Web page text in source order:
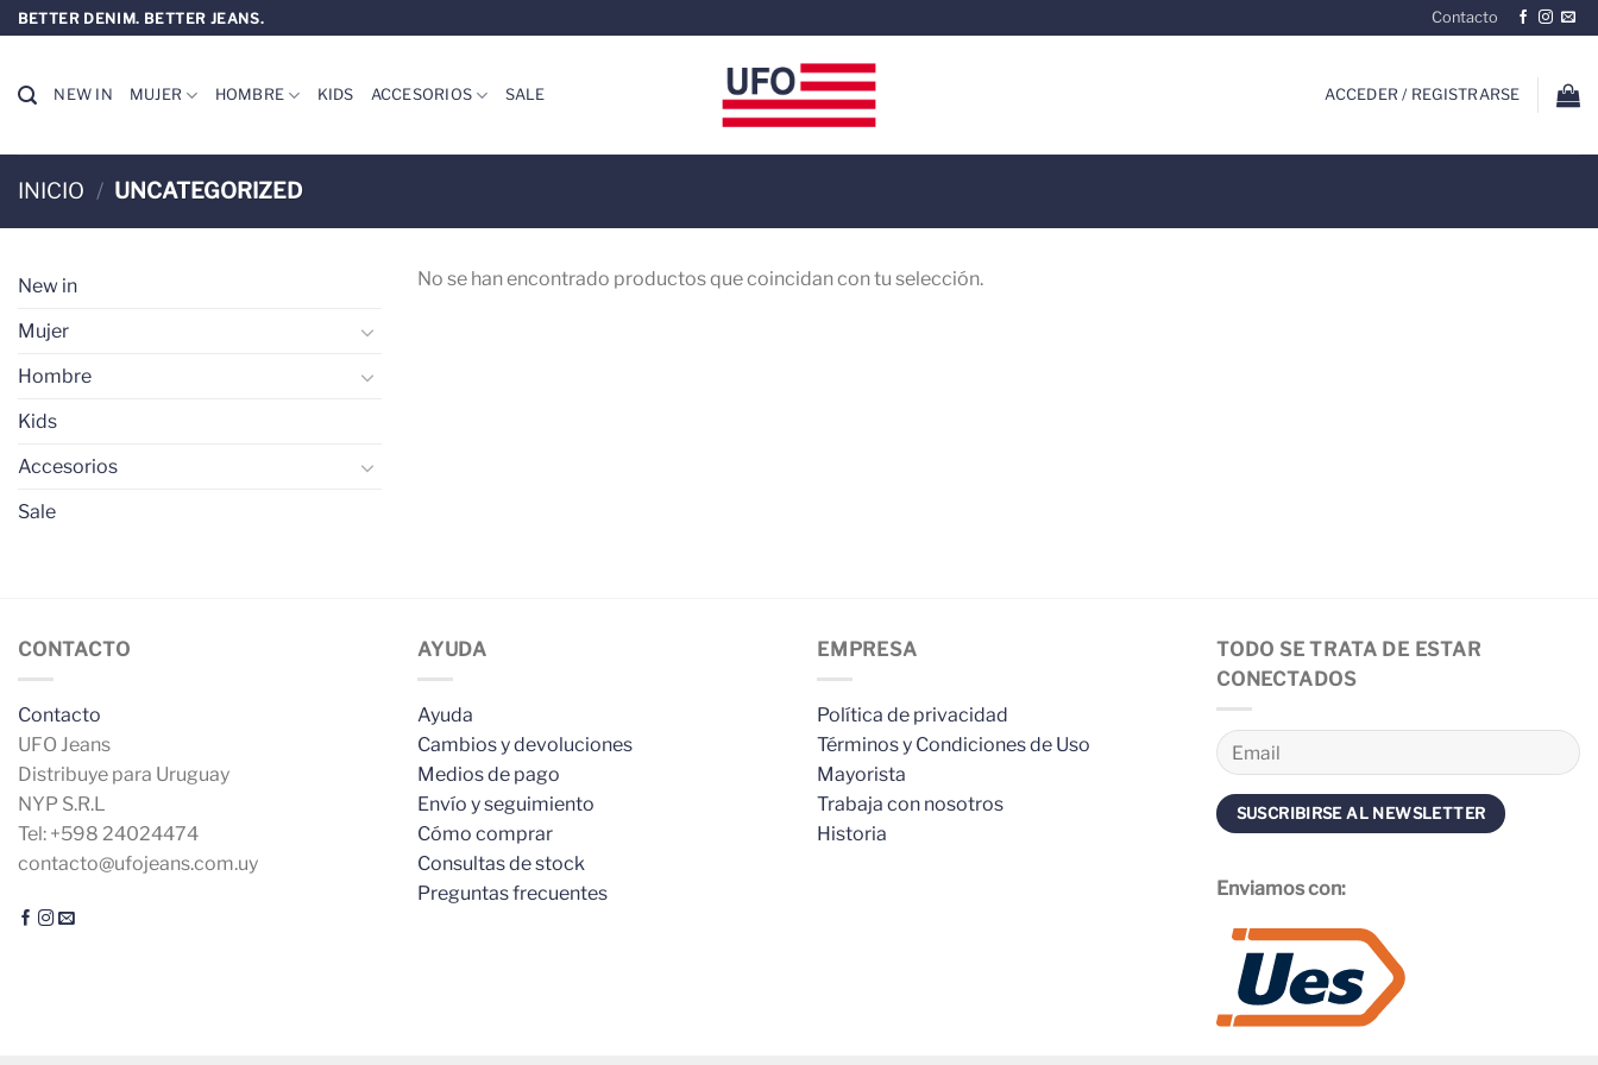
Saltar
al
BETTER DENIM. BETTER JEANS. Contacto
NEW IN MUJER HOMBRE KIDS ACCESORIOS SALE ACCEDER / REGISTRARSE
INICIO / UNCATEGORIZED
New in
Mujer
Hombre
Kids
Accesorios
Sale
No se han encontrado productos que coincidan con tu selección.
CONTACTO
Contacto
UFO Jeans
Distribuye para Uruguay
NYP S.R.L
Tel: +598 24024474
contacto@ufojeans.com.uy
AYUDA
Ayuda
Cambios y devoluciones
Medios de pago
Envío y seguimiento
Cómo comprar
Consultas de stock
Preguntas frecuentes
EMPRESA
Política de privacidad
Términos y Condiciones de Uso
Mayorista
Trabaja con nosotros
Historia
TODO SE TRATA DE ESTAR
CONECTADOS
Enviamos con: